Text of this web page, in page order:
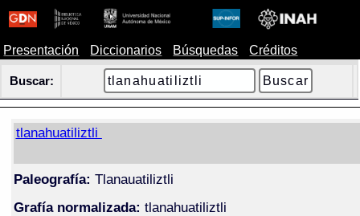
Presentación Diccionarios Búsquedas Créditos
Buscar:
tlanahuatiliztli
Paleografía: Tlanauatiliztli
Grafía normalizada: tlanahuatiliztli